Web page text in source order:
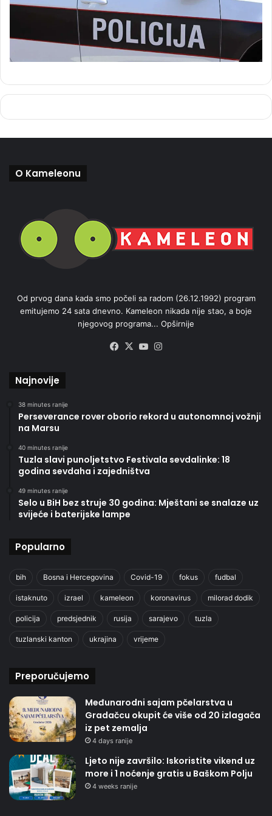
O Kameleonu
Od prvog dana kada smo počeli sa radom (26.12.1992) program
emitujemo 24 sata dnevno. Kameleon nikada nije stao, a boje
njegovog programa... Opširnije
Facebook
X YouTube
Najnovije
38 minutes ranije
Perseverance rover oborio rekord u autonomnoj vožnji
na Marsu
40 minutes ranije
Tuzla slavi punoljetstvo Festivala sevdalinke: 18
godina sevdaha i zajedništva
49 minutes ranije
Selo u BiH bez struje 30 godina: Mještani se snalaze uz
svijeće i baterijske lampe
Popularno
bih Bosna i Hercegovina Covid-19 fokus fudbal
istaknuto izrael kameleon koronavirus milorad dodik
policija predsjednik rusija sarajevo tuzla
tuzlanski kanton ukrajina vrijeme
Preporučujemo
Međunarodni sajam pčelarstva u
Gradačcu okupit će više od 20 izlagača
iz pet zemalja
4 days ranije
Ljeto nije završilo: Iskoristite vikend uz
more i 1 noćenje gratis u Baškom Polju
4 weeks ranije